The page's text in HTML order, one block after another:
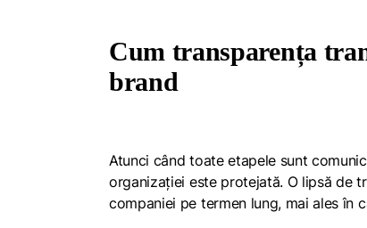
Cum transparența
brand
Atunci când toate etapele sunt
organizației este protejată. O lipsă de
companiei pe termen lung, mai ales în